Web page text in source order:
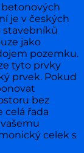
betonových
je v českých
stavebníků
jako
pozemku.
tyto prvky
prvek. Pokud
bez
řada
celek s